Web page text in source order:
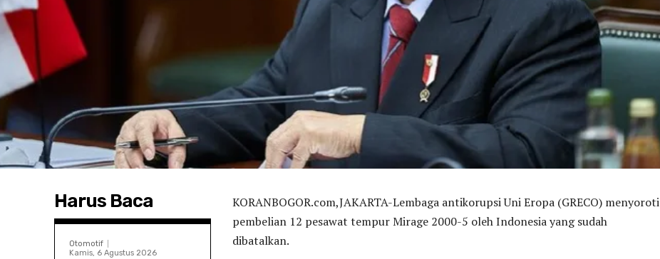
Harus Baca
Otomotif
Kamis, 6 Agustus 2026
KORANBOGOR.com,JAKARTA-Lembaga antikorupsi Uni Eropa (GRECO) menyoroti
pembelian 12 pesawat tempur Mirage 2000-5 oleh Indonesia yang sudah
dibatalkan.